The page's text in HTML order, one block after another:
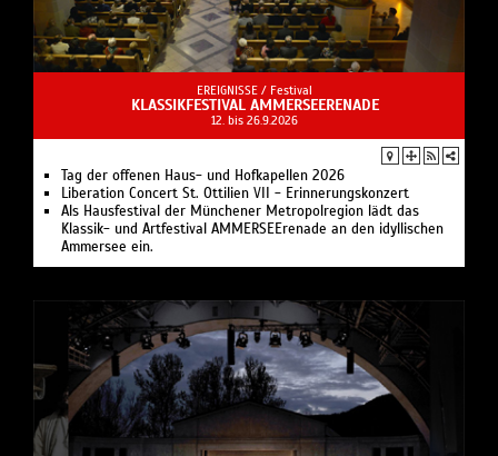
EREIGNISSE / Festival
KLASSIKFESTIVAL AMMERSEERENADE
12. bis 26.9.2026
Tag der offenen Haus- und Hofkapellen 2026
Liberation Concert St. Ottilien VII - Erinnerungskonzert
Als Hausfestival der Münchener Metropolregion lädt das
Klassik- und Artfestival AMMERSEErenade an den idyllischen
Ammersee ein.